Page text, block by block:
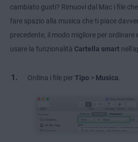
cambiato gusti? Rimuovi dal Mac i file
fare spazio alla musica che ti piace
precedente, il modo migliore per ordinare
usare la funzionalità Cartella smart
Ordina i file per Tipo > Musica.